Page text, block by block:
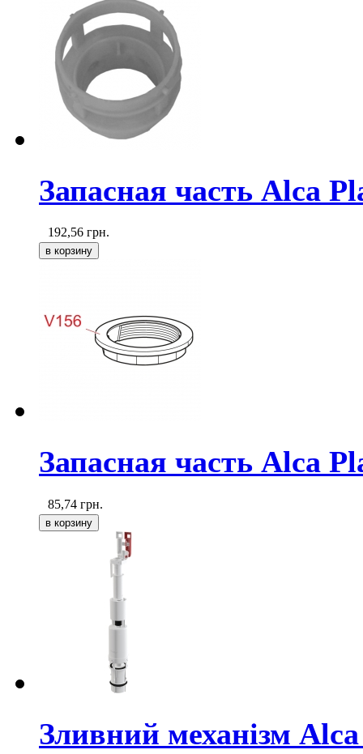
Запасная часть Alca
192,56 грн.
Запасная часть Alca
85,74 грн.
Зливний механізм